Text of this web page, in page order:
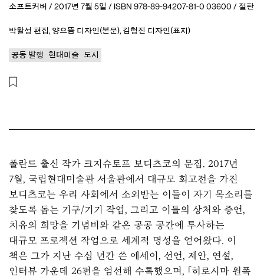
소프트커버 / 2017년 7월 5일 / ISBN 978-89-94207-81-0 03600 / 절판
박활성 편집, 양으뜸 디자인(본문), 김형진 디자인(표지)
공동 발행 현대미술 도시
폴란드 출신 작가 크지슈토프 보디츠코의 문집. 2017년
7월, 국립현대미술관 서울관에서 대규모 회고전을 가진
보디츠코는 우리 사회에서 소외받는 이들이 자기 목소리를
찾도록 돕는 기구/기기 작업, 그리고 이들의 상처와 증언,
치유의 희망을 기념비와 같은 공공 공간에 투사하는
대규모 프로젝션 작업으로 세계적 명성을 얻어왔다. 이
책은 그가 지난 수십 년간 쓴 에세이, 선언, 제안, 연설,
인터뷰 가운데 26편을 엄선해 수록했으며, 「히로시마 원폭